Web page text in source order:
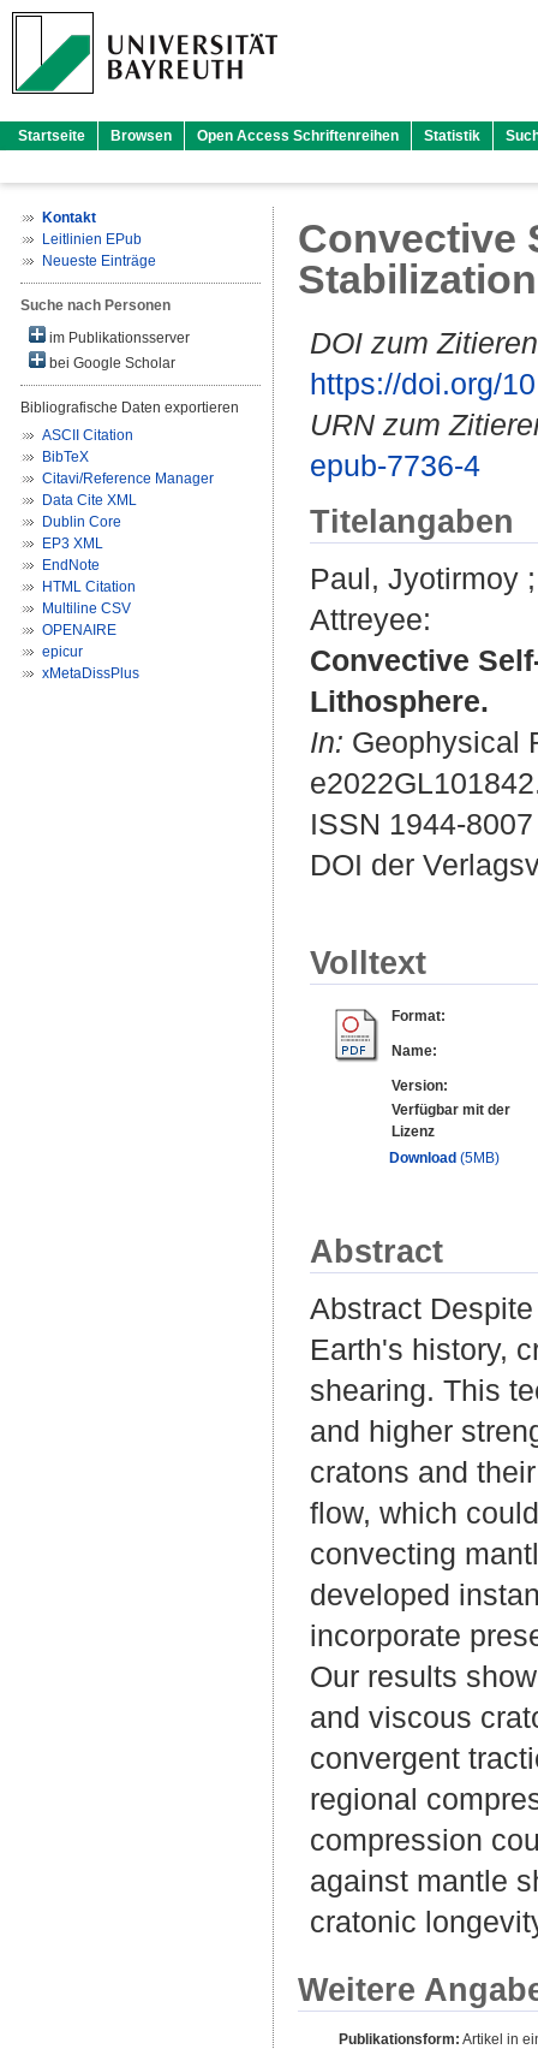
Startseite Browsen Open Access Schriftenreihen Statistik
Kontakt
Leitlinien EPub
Neueste Einträge
Suche nach Personen
im Publikationsserver
bei Google Scholar
Bibliografische Daten exportieren
ASCII Citation
BibTeX
Citavi/Reference Manager
Data Cite XML
Dublin Core
EP3 XML
EndNote
HTML Citation
Multiline CSV
OPENAIRE
epicur
xMetaDissPlus
Convective
DOI zum
https://doi.org/
URN zum
epub-7736-4
Titelangaben
Paul, Jyotirmoy
Attreyee:
Convective
Lithosphere.
In: Geophysical
ISSN 1944-8007
DOI der
Volltext
Format:
Name:
Version:
Verfügbar mit der
Lizenz
Download (5MB)
Abstract
Abstract
Earth's history,
shearing. This
and higher
cratons and
flow, which
convecting
developed
incorporate
Our results
and viscous
convergent
regional
compression
against mantle
cratonic
Weitere
Publikationsform: Artikel in